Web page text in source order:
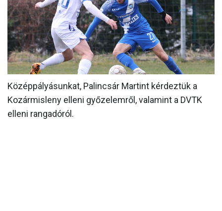
MÉRKŐZÉSEK
KLUB
GALÉRIA
SZURKOLÓI ÉLMÉNYEK
AKKREDITÁCIÓ
Középpályásunkat, Palincsár Martint kérdeztük a
Kozármisleny elleni győzelemről, valamint a DVTK
elleni rangadóról.